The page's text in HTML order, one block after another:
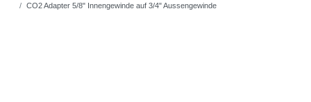
CO2 Adapter 5/8" Innengewinde auf 3/4" Aussengewinde